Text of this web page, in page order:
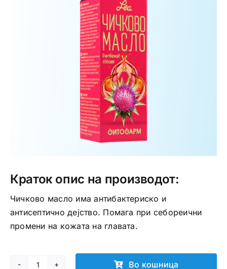
Интимно здравје
Медицински апрати
Краток опис на производот:
Чичково масло има антибактериско и
антисептично дејство. Помага при себореични
промени на кожата на главата.
Во кошница